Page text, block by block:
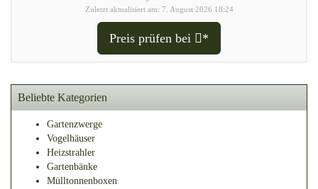
Zuletzt aktualisiert am: 7. August 2026 18:24
Preis prüfen bei *
Beliebte Kategorien
Gartenzwerge
Vogelhäuser
Heizstrahler
Gartenbänke
Mülltonnenboxen